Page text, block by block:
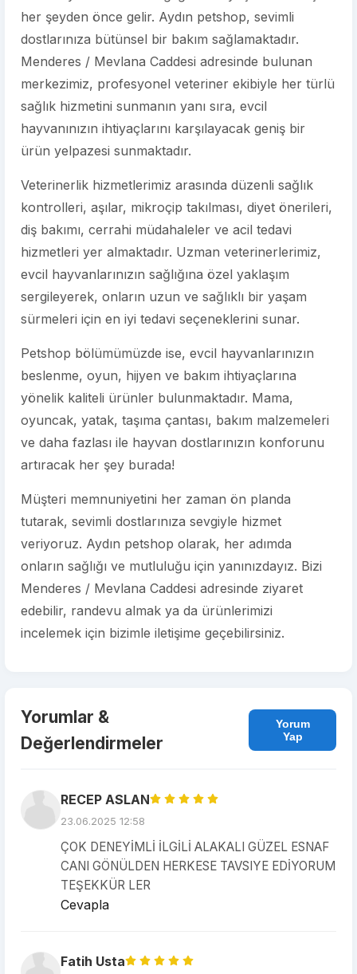
her şeyden önce gelir. Aydın petshop, sevimli
dostlarınıza bütünsel bir bakım sağlamaktadır.
Menderes / Mevlana Caddesi adresinde bulunan
merkezimiz, profesyonel veteriner ekibiyle her türlü
sağlık hizmetini sunmanın yanı sıra, evcil
hayvanınızın ihtiyaçlarını karşılayacak geniş bir
ürün yelpazesi sunmaktadır.
Veterinerlik hizmetlerimiz arasında düzenli sağlık
kontrolleri, aşılar, mikroçip takılması, diyet önerileri,
diş bakımı, cerrahi müdahaleler ve acil tedavi
hizmetleri yer almaktadır. Uzman veterinerlerimiz,
evcil hayvanlarınızın sağlığına özel yaklaşım
sergileyerek, onların uzun ve sağlıklı bir yaşam
sürmeleri için en iyi tedavi seçeneklerini sunar.
Petshop bölümümüzde ise, evcil hayvanlarınızın
beslenme, oyun, hijyen ve bakım ihtiyaçlarına
yönelik kaliteli ürünler bulunmaktadır. Mama,
oyuncak, yatak, taşıma çantası, bakım malzemeleri
ve daha fazlası ile hayvan dostlarınızın konforunu
artıracak her şey burada!
Müşteri memnuniyetini her zaman ön planda
tutarak, sevimli dostlarınıza sevgiyle hizmet
veriyoruz. Aydın petshop olarak, her adımda
onların sağlığı ve mutluluğu için yanınızdayız. Bizi
Menderes / Mevlana Caddesi adresinde ziyaret
edebilir, randevu almak ya da ürünlerimizi
incelemek için bizimle iletişime geçebilirsiniz.
Yorumlar &
Değerlendirmeler
Yorum
Yap
RECEP ASLAN
23.06.2025 12:58
ÇOK DENEYİMLİ İLGİLİ ALAKALI GÜZEL ESNAF
CANI GÖNÜLDEN HERKESE TAVSIYE EDİYORUM
TEŞEKKÜR LER
Cevapla
Fatih Usta